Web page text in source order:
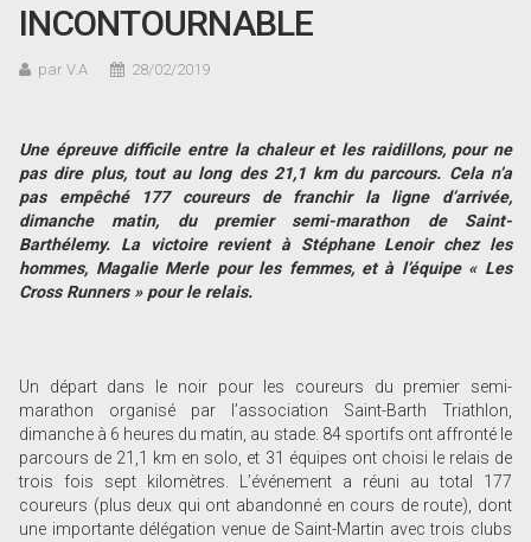
INCONTOURNABLE
par V.A 28/02/2019
Une épreuve difficile entre la chaleur et les raidillons, pour ne
pas dire plus, tout au long des 21,1 km du parcours. Cela n’a
pas empêché 177 coureurs de franchir la ligne d’arrivée,
dimanche matin, du premier semi-marathon de Saint-
Barthélemy. La victoire revient à Stéphane Lenoir chez les
hommes, Magalie Merle pour les femmes, et à l’équipe « Les
Cross Runners » pour le relais.
Un départ dans le noir pour les coureurs du premier semi-
marathon organisé par l’association Saint-Barth Triathlon,
dimanche à 6 heures du matin, au stade. 84 sportifs ont affronté le
parcours de 21,1 km en solo, et 31 équipes ont choisi le relais de
trois fois sept kilomètres. L’événement a réuni au total 177
coureurs (plus deux qui ont abandonné en cours de route), dont
une importante délégation venue de Saint-Martin avec trois clubs